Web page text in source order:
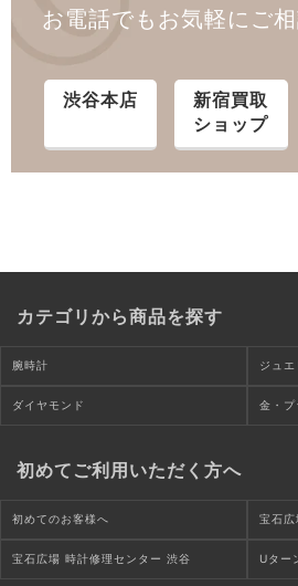
お電話でもお気軽にご
渋谷本店 新宿買取
ショップ
カテゴリから商品を探す
腕時計 ジュエ
ダイヤモンド 金・プ
初めてご利用いただく方へ
初めてのお客様へ 宝石広
宝石広場 時計修理センター 渋谷 Uター